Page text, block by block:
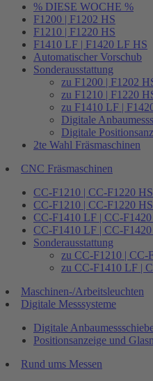
% DIESE WOCHE %
F1200 | F1202 HS
F1210 | F1220 HS
F1410 LF | F1420 LF HS
Automatischer Vorschub
Sonderausstattung
zu F1200 | F1202
zu F1210 | F1220
zu F1410 LF |
Digitale
Digitale
2te Wahl Fräsmaschinen
CNC Fräsmaschinen
CC-F1210 | CC-F1220 HS
CC-F1210 | CC-F1220
CC-F1410 LF | CC-
CC-F1410 LF | CC-
Sonderausstattung
zu CC-F1210 | CC-
zu CC-F1410 LF |
Maschinen-/Arbeitsleuchten
Digitale Messsysteme
Digitale
Positionsanzeige und
Rund ums Messen